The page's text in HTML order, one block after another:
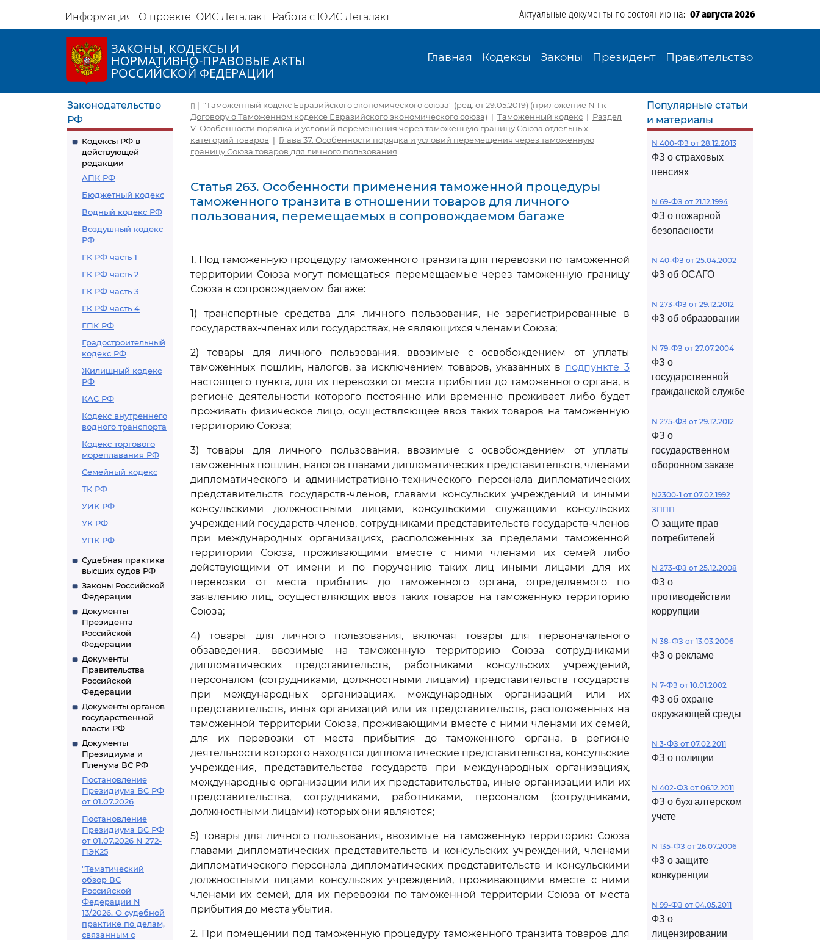
Информация О проекте ЮИС Легалакт Работа с ЮИС Легалакт Актуальные документы по состоянию на: 07 августа 2026
ЗАКОНЫ, КОДЕКСЫ И
НОРМАТИВНО-ПРАВОВЫЕ АКТЫ
РОССИЙСКОЙ ФЕДЕРАЦИИ
Главная Кодексы Законы Президент Правительство
Законодательство
РФ
Кодексы РФ в
действующей
редакции
АПК РФ
Бюджетный кодекс
Водный кодекс РФ
Воздушный кодекс
РФ
ГК РФ часть 1
ГК РФ часть 2
ГК РФ часть 3
ГК РФ часть 4
ГПК РФ
Градостроительный
кодекс РФ
Жилищный кодекс
РФ
КАС РФ
Кодекс внутреннего
водного транспорта
Кодекс торгового
мореплавания РФ
Семейный кодекс
ТК РФ
УИК РФ
УК РФ
УПК РФ
Судебная практика
высших судов РФ
Законы Российской
Федерации
Документы
Президента
Российской
Федерации
Документы
Правительства
Российской
Федерации
Документы органов
государственной
власти РФ
Документы
Президиума и
Пленума ВС РФ
Постановление
Президиума ВС РФ
от 01.07.2026
Постановление
Президиума ВС РФ
от 01.07.2026 N 272-
ПЭК25
"Тематический
обзор ВС
Российской
Федерации N
13/2026. О судебной
практике по делам,
связанным с
| "Таможенный кодекс Евразийского экономического союза" (ред. от 29.05.2019) (приложение N 1 к
Договору о Таможенном кодексе Евразийского экономического союза) | Таможенный кодекс | Раздел
V. Особенности порядка и условий перемещения через таможенную границу Союза отдельных
категорий товаров | Глава 37. Особенности порядка и условий перемещения через таможенную
границу Союза товаров для личного пользования
Статья 263. Особенности применения таможенной процедуры
таможенного транзита в отношении товаров для личного
пользования, перемещаемых в сопровождаемом багаже
1. Под таможенную процедуру таможенного транзита для перевозки по таможенной
территории Союза могут помещаться перемещаемые через таможенную границу
Союза в сопровождаемом багаже:
1) транспортные средства для личного пользования, не зарегистрированные в
государствах-членах или государствах, не являющихся членами Союза;
2) товары для личного пользования, ввозимые с освобождением от уплаты
таможенных пошлин, налогов, за исключением товаров, указанных в подпункте 3
настоящего пункта, для их перевозки от места прибытия до таможенного органа, в
регионе деятельности которого постоянно или временно проживает либо будет
проживать физическое лицо, осуществляющее ввоз таких товаров на таможенную
территорию Союза;
3) товары для личного пользования, ввозимые с освобождением от уплаты
таможенных пошлин, налогов главами дипломатических представительств, членами
дипломатического и административно-технического персонала дипломатических
представительств государств-членов, главами консульских учреждений и иными
консульскими должностными лицами, консульскими служащими консульских
учреждений государств-членов, сотрудниками представительств государств-членов
при международных организациях, расположенных за пределами таможенной
территории Союза, проживающими вместе с ними членами их семей либо
действующими от имени и по поручению таких лиц иными лицами для их
перевозки от места прибытия до таможенного органа, определяемого по
заявлению лиц, осуществляющих ввоз таких товаров на таможенную территорию
Союза;
4) товары для личного пользования, включая товары для первоначального
обзаведения, ввозимые на таможенную территорию Союза сотрудниками
дипломатических представительств, работниками консульских учреждений,
персоналом (сотрудниками, должностными лицами) представительств государств
при международных организациях, международных организаций или их
представительств, иных организаций или их представительств, расположенных на
таможенной территории Союза, проживающими вместе с ними членами их семей,
для их перевозки от места прибытия до таможенного органа, в регионе
деятельности которого находятся дипломатические представительства, консульские
учреждения, представительства государств при международных организациях,
международные организации или их представительства, иные организации или их
представительства, сотрудниками, работниками, персоналом (сотрудниками,
должностными лицами) которых они являются;
5) товары для личного пользования, ввозимые на таможенную территорию Союза
главами дипломатических представительств и консульских учреждений, членами
дипломатического персонала дипломатических представительств и консульскими
должностными лицами консульских учреждений, проживающими вместе с ними
членами их семей, для их перевозки по таможенной территории Союза от места
прибытия до места убытия.
2. При помещении под таможенную процедуру таможенного транзита товаров для
Популярные статьи
и материалы
N 400-ФЗ от 28.12.2013
ФЗ о страховых
пенсиях
N 69-ФЗ от 21.12.1994
ФЗ о пожарной
безопасности
N 40-ФЗ от 25.04.2002
ФЗ об ОСАГО
N 273-ФЗ от 29.12.2012
ФЗ об образовании
N 79-ФЗ от 27.07.2004
ФЗ о
государственной
гражданской службе
N 275-ФЗ от 29.12.2012
ФЗ о
государственном
оборонном заказе
N2300-1 от 07.02.1992
ЗППП
О защите прав
потребителей
N 273-ФЗ от 25.12.2008
ФЗ о
противодействии
коррупции
N 38-ФЗ от 13.03.2006
ФЗ о рекламе
N 7-ФЗ от 10.01.2002
ФЗ об охране
окружающей среды
N 3-ФЗ от 07.02.2011
ФЗ о полиции
N 402-ФЗ от 06.12.2011
ФЗ о бухгалтерском
учете
N 135-ФЗ от 26.07.2006
ФЗ о защите
конкуренции
N 99-ФЗ от 04.05.2011
ФЗ о
лицензировании